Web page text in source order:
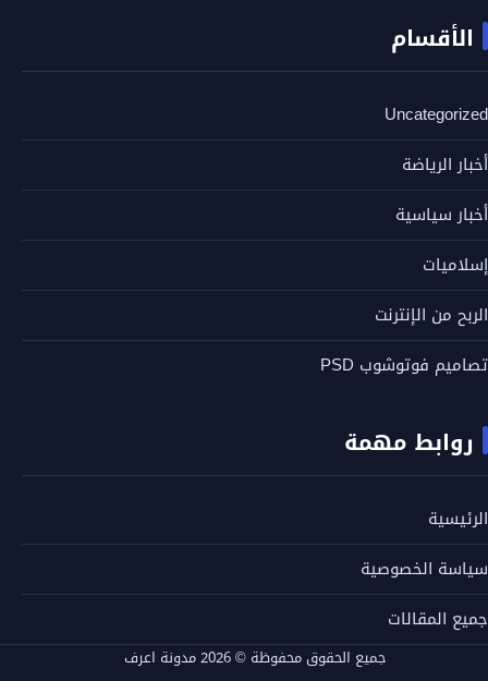
الأقسام
Uncategorized
أخبار الرياضة
أخبار سياسية
إسلاميات
الربح من الإنترنت
تصاميم فوتوشوب PSD
روابط مهمة
الرئيسية
سياسة الخصوصية
جميع المقالات
جميع الحقوق محفوظة © 2026 مدونة اعرف